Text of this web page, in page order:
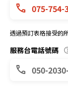
075-754-
透過預訂表格接受的
服務台電話號碼
050-